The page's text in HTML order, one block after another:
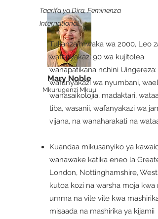
Mary Noble
Mkurugenzi Mkuu
Taarifa ya Dira, Feminenza
International
Tulianza mwaka wa 2000, Leo
wafanyakazi 90 wa kujitolea
wanapatikana nchini Uingereza:
wafanyakazi wa nyumbani,
wanasaikolojia, madaktari,
tiba, wasanii, wafanyakazi wa
vijana, na wanaharakati na
Kuandaa mikusanyiko ya
wanawake katika eneo la Greater
London, Nottinghamshire, West
kutoa kozi na warsha moja kwa
umma na vile vile kwa mashirika
misaada na mashirika ya kijamii